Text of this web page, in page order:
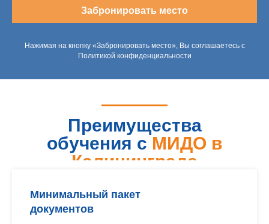
Забронировать место
Нажимая на кнопку «Забронировать место», Вы соглашаетесь с
Политикой конфиденциальности
Преимущества
обучения с МИДО в
Калининграде
Минимальный пакет
документов